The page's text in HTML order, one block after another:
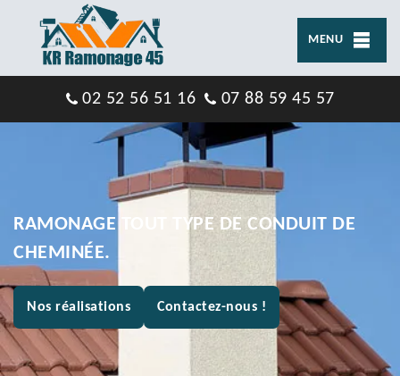
MENU
02 52 56 51 16 07 88 59 45 57
RAMONAGE TOUT TYPE DE CONDUIT DE
CHEMINÉE.
Nos réalisations Contactez-nous !